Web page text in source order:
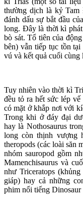
thường dịch là kỷ Tam
đánh dấu sự bắt đầu
long. Đây là thời kì
bò sát. Tổ tiên của
bên) vẫn tiếp tục tồn
vú và kết quả cuối cùng
Tuy nhiên vào thời kì
đều tỏ ra hết sức lép
có mặt ở khắp nơi với
Trong khi ở đáy đại
hay là Nothosaurus
long còn thịnh vượng
theropods (các loài săn
nhóm sauropod gồm
Mamenchisaurus và
như Triceratops
giáp) hay cả những
phim nổi tiếng Dinosaur